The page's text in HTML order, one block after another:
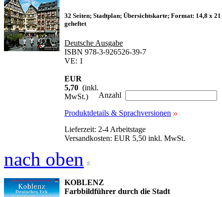
32 Seiten; Stadtplan; Übersichtskarte; Format: 14,8 x
geheftet
Deutsche Ausgabe
ISBN 978-3-926526-39-7
VE: 1
EUR
5,70 (inkl.
MwSt.)
Anzahl
Produktdetails & Sprachversionen
Lieferzeit: 2-4 Arbeitstage
Versandkosten: EUR 5,50 inkl. MwSt.
nach oben
KOBLENZ
Farbbildführer durch die Stadt